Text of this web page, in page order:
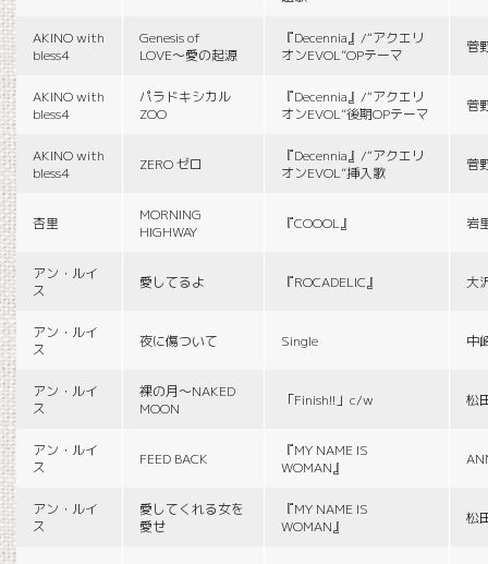
AKINO with
bless4
Genesis of
LOVE〜愛の起源
『Decennia』/“アクエリ
オンEVOL”OPテーマ
菅
AKINO with
bless4
パラドキシカル
ZOO
『Decennia』/“アクエリ
オンEVOL”後期OPテーマ
菅
AKINO with
bless4
ZERO ゼロ
『Decennia』/“アクエリ
オンEVOL”挿入歌
菅
杏里
MORNING
HIGHWAY
『COOOL』 岩
アン・ルイ
ス
愛してるよ 『ROCADELIC』 大
アン・ルイ
ス
夜に傷ついて Single 中
アン・ルイ
ス
裸の月〜NAKED
MOON
「Finish!!」c/w 松
アン・ルイ
ス
FEED BACK
『MY NAME IS
WOMAN』
アン・ルイ
ス
愛してくれる女を
愛せ
『MY NAME IS
WOMAN』
松